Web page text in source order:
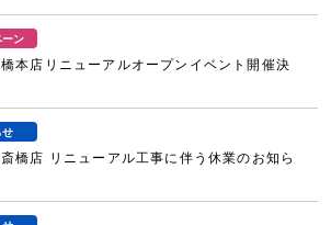
ーン
本店リニューアルオープンイベント開催決
せ
橋店 リニューアル工事に伴う休業のお知ら